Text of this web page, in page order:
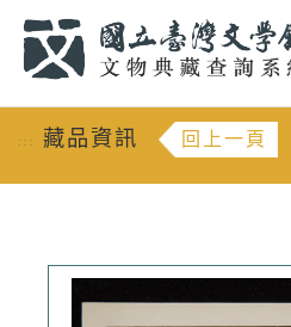
::: 藏品資訊 回上一頁